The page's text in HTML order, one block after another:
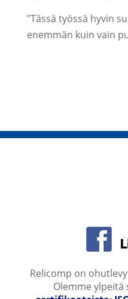
”Tässä työssä hyvin
enemmän kuin vain
Relicomp on
Olemme ylpeitä